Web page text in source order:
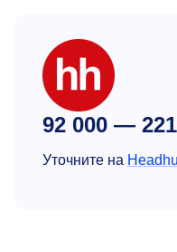
92 000 —
Уточните на